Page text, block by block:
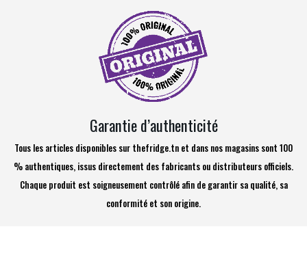
Garantie d’authenticité
Tous les articles disponibles sur thefridge.tn et dans nos magasins sont 100
% authentiques, issus directement des fabricants ou distributeurs officiels.
Chaque produit est soigneusement contrôlé afin de garantir sa qualité, sa
conformité et son origine.